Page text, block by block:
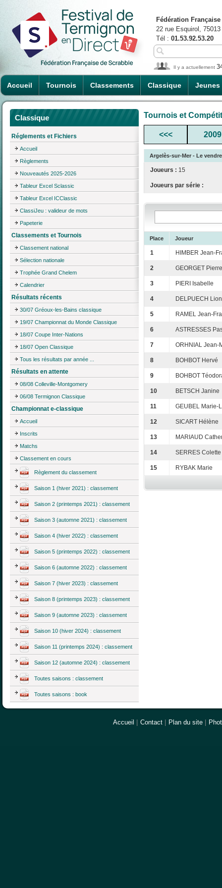
Accueil Tournois Classements Classique Jeunes
Fédération
22 rue Esquirol,
Tél : 01.53.92.53.20
Il y a actuellement
Classique
Réglements et Fichiers
Accueil
Règlements
Nouveautés 2025-2026
Tableur Excel Sclassic
Tableur Excel ICClassic
ClassiJeu : valideur de mots
Papeterie
Classements et Tournois
Classement national
Sélection nationale
Trophée Grand Chelem
Calendrier
Résultats récents
30/07 Gréoux-les-Bains classique
19/07 Championnat du Monde Classique
18/07 Coupe Inter-Nations
18/07 Open Classique
Tous les résultats par année ...
Résultats en attente
08/08 Colleville-Montgomery
06/08 Termignon Classique
Championnat e-classique
Accueil
Inscrits
Matchs
Classement en cours
Règlement du classement
Saison 1 (hiver 2021) : classement
Saison 2 (printemps 2021) : classement
Saison 3 (automne 2021) : classement
Saison 4 (hiver 2022) : classement
Saison 5 (printemps 2022) : classement
Saison 6 (automne 2022) : classement
Saison 7 (hiver 2023) : classement
Saison 8 (printemps 2023) : classement
Saison 9 (automne 2023) : classement
Saison 10 (hiver 2024) : classement
Saison 11 (printemps 2024) : classement
Saison 12 (automne 2024) : classement
Toutes saisons : classement
Toutes saisons : book
Tournois et
<<< 2009
Argelès-sur-Mer - Le
Joueurs : 15
Joueurs par série :
Place Joueur
1 HIMBER Jean-
2 GEORGET
3 PIERI Isabelle
4 DELPUECH
5 RAMEL Jean-
6 ASTRESSES
7 ORHNIAL Jean-
8 BOHBOT Hervé
9 BOHBOT
10 BETSCH Janine
11 GEUBEL Marie-
12 SICART Hélène
13 MARIAUD
14 SERRES Colette
15 RYBAK Marie
Accueil | Contact | Plan du site |